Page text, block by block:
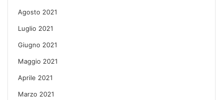
Agosto 2021
Luglio 2021
Giugno 2021
Maggio 2021
Aprile 2021
Marzo 2021